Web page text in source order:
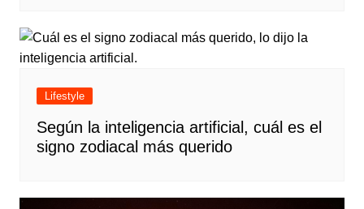
Lifestyle
Según la inteligencia artificial, cuál es el
signo zodiacal más querido